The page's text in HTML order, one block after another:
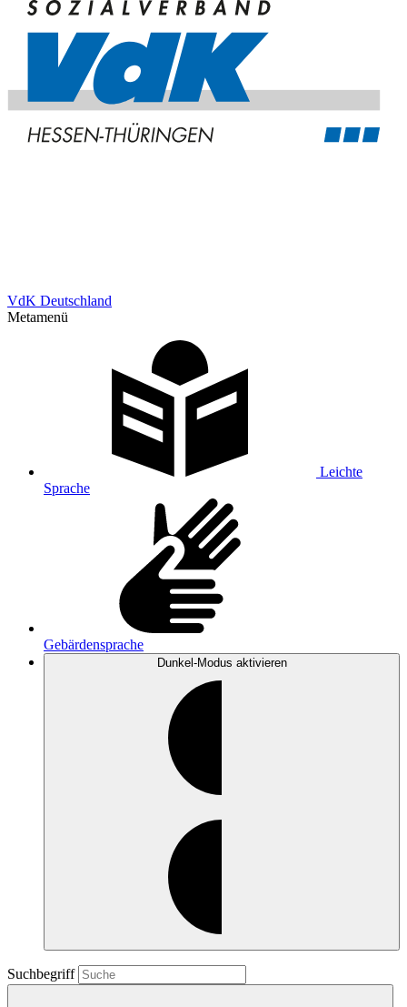
VdK Deutschland
Metamenü
Leichte
Sprache
Gebärdensprache
Dunkel-Modus aktivieren
Suchbegriff